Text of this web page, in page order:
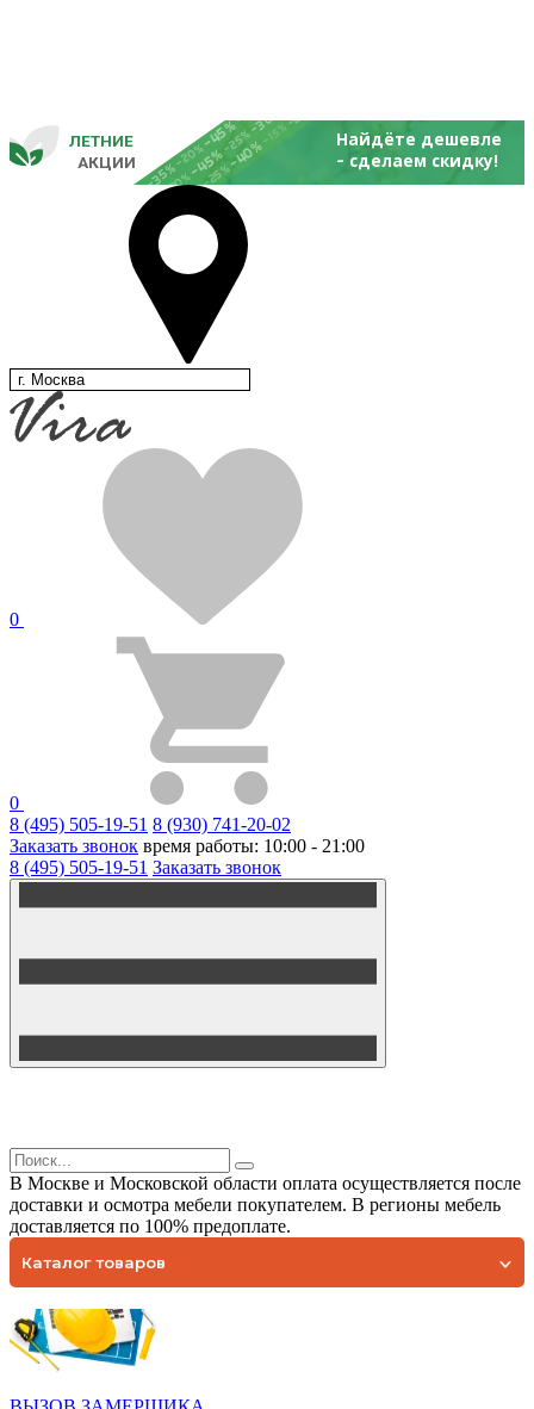
-20%
-25%
-45%
-35%-20%
-25%
-45%
-30%
-15%
-20%
-25%
-40%
АКЦИИ
ЛЕТНИЕ Найдёте дешевле
- сделаем
г. Москва
0
0
8 (495) 505-19-51 8 (930) 741-20-02
Заказать звонок время работы: 10:00 - 21:00
8 (495) 505-19-51 Заказать звонок
В Москве и Московской области оплата осуществляется после
доставки и осмотра мебели покупателем. В регионы мебель
доставляется по 100% предоплате.
Каталог товаров